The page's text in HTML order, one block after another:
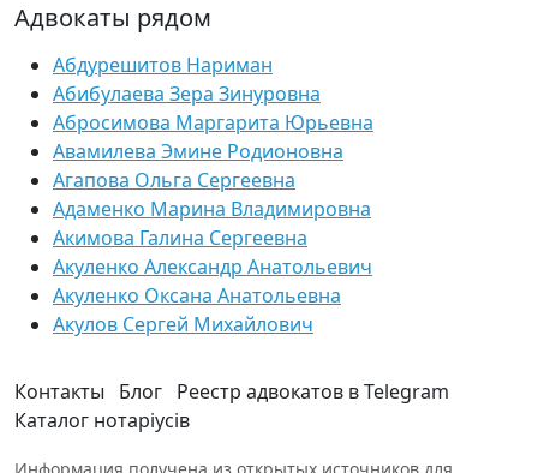
Адвокаты рядом
Абдурешитов Нариман
Абибулаева Зера Зинуровна
Абросимова Маргарита Юрьевна
Авамилева Эмине Родионовна
Агапова Ольга Сергеевна
Адаменко Марина Владимировна
Акимова Галина Сергеевна
Акуленко Александр Анатольевич
Акуленко Оксана Анатольевна
Акулов Сергей Михайлович
Контакты Блог Реестр адвокатов в Telegram
Каталог нотаріусів